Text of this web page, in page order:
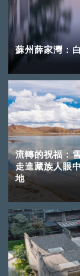
蘇州薛家灣：
流轉的祝福：
走進藏族人眼
地